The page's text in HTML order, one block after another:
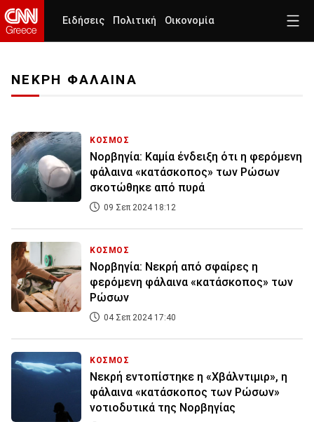
Ειδήσεις Πολιτική Οικονομία
ΝΕΚΡΗ ΦΑΛΑΙΝΑ
ΚΟΣΜΟΣ
Νορβηγία: Καμία ένδειξη ότι η φερόμενη
φάλαινα «κατάσκοπος» των Ρώσων
σκοτώθηκε από πυρά
09 Σεπ 2024 18:12
ΚΟΣΜΟΣ
Νορβηγία: Νεκρή από σφαίρες η
φερόμενη φάλαινα «κατάσκοπος» των
Ρώσων
04 Σεπ 2024 17:40
ΚΟΣΜΟΣ
Νεκρή εντοπίστηκε η «Χβάλντιμιρ», η
φάλαινα «κατάσκοπος των Ρώσων»
νοτιοδυτικά της Νορβηγίας